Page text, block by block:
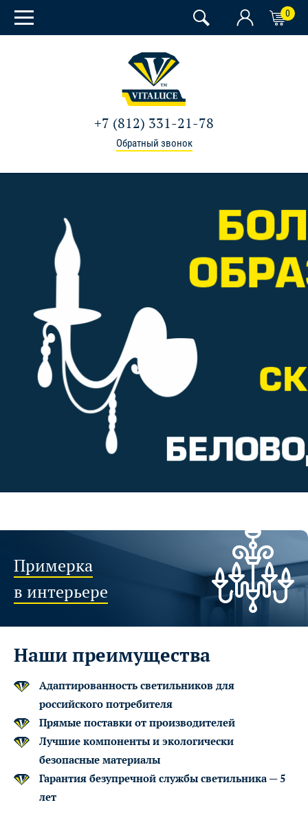
0
+7 (812) 331-21-78
Обратный звонок
Примерка
в интерьере
Наши преимущества
Адаптированность светильников для
российского потребителя
Прямые поставки от производителей
Лучшие компоненты и экологически
безопасные материалы
Гарантия безупречной службы светильника — 5
лет